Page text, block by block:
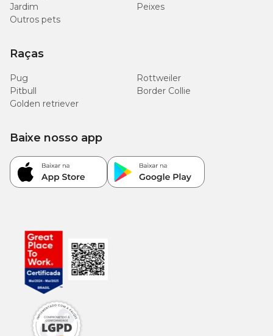
Jardim
Peixes
Outros pets
Raças
Pug
Rottweiler
Pitbull
Border Collie
Golden retriever
Baixe nosso app